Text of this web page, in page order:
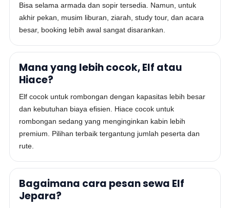
Bisa selama armada dan sopir tersedia. Namun, untuk
akhir pekan, musim liburan, ziarah, study tour, dan acara
besar, booking lebih awal sangat disarankan.
Mana yang lebih cocok, Elf atau
Hiace?
Elf cocok untuk rombongan dengan kapasitas lebih besar
dan kebutuhan biaya efisien. Hiace cocok untuk
rombongan sedang yang menginginkan kabin lebih
premium. Pilihan terbaik tergantung jumlah peserta dan
rute.
Bagaimana cara pesan sewa Elf
Jepara?